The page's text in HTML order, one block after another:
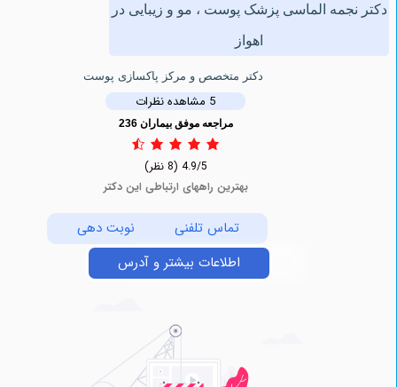
الماسی پزشک پوست ، مو و زیبایی در
دکتر متخصص و مرکز پاکسازی پوست
مراجعه موفق بیماران 236
بهترین راههای ارتباطی این دکتر
تماس تلفنی
نوبت دهی
اطلاعات بیشتر و آدرس